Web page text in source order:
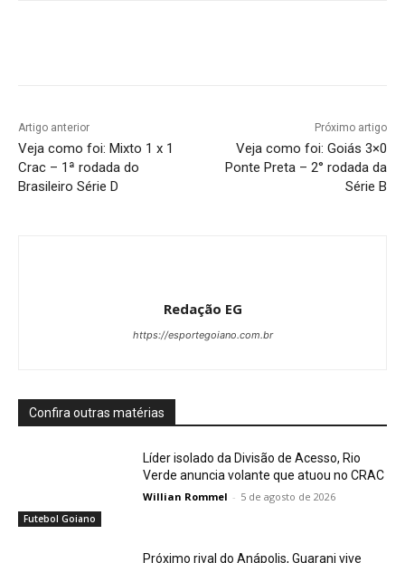
Artigo anterior
Veja como foi: Mixto 1 x 1
Crac – 1ª rodada do
Brasileiro Série D
Próximo artigo
Veja como foi: Goiás 3×0
Ponte Preta – 2° rodada da
Série B
Redação EG
https://esportegoiano.com.br
Confira outras matérias
Futebol Goiano
Líder isolado da Divisão de Acesso, Rio
Verde anuncia volante que atuou no CRAC
Willian Rommel - 5 de agosto de 2026
Próximo rival do Anápolis, Guarani vive